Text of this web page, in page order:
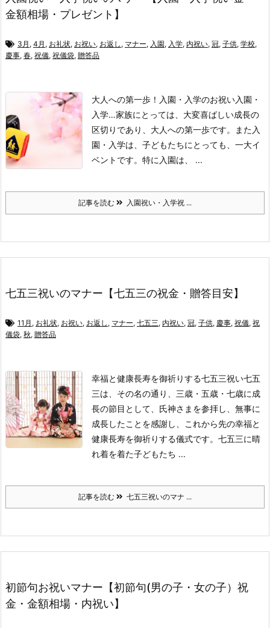
金額相場・プレゼント】
3月 , 4月 , お礼状, お祝い, お返し , マナー, 入園, 入学, 内祝い, 冠, 子供, 学校,
慶事, 春, 祝儀, 祝儀袋, 贈答品
大人への第一歩！入園・入学のお祝い入園・
入学…家族にとっては、大変喜ばしい成長の
区切りであり、大人への第一歩です。
また入
園・入学は、子どもたちにとっても、一大イ
ベントです。 特に入園は、 ...
記事を読む 入園祝い・入学祝 ...
七五三祝いのマナー【七五三の祝金・贈答目安】
11月 , お礼状, お祝い, お返し , マナー, 七五三, 内祝い, 冠, 子供, 慶事, 祝儀, 祝
儀袋, 秋, 贈答品
幸福と健康長寿を御祈りする七五三祝い七五
三は、その名の通り、三歳・五歳・七歳に成
長の節目として、氏神さまを参拝し、無事に
成長したことを感謝し、これから先の幸福と
健康長寿を御祈りする儀式です。 七五三に晴
れ着を着た子どもたち ...
記事を読む 七五三祝いのマナ ...
初節句お祝いマナー【初節句(男の子・女の子）祝
金・金額相場・内祝い】